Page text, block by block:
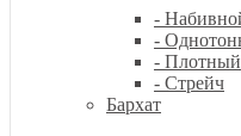
-
-
- Плотный
- Стрейч
Бархат